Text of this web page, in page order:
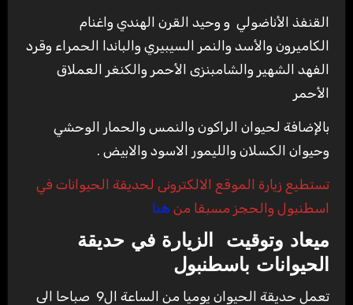
القنفذ الأناضولي و وحيد القرن الهندي واغنام
الكاميرون والأسد والنمر السيبيري والباندا الحمراء وقرد
الفهد الشهير والشامبنزى الأحمر والكنغر العملاق
الأحمر
بالإضافة لحيوان الراكون والنمس والحمار الوحشي
وحيوان الكسلان والليمور الاسود والابيض .
تستطيع زيارة الموقع الالكترونى لحديقة الحيوانات في
اسطنبول والحجز مسبقا من هنا
ميعاد وتوقيت الزيارة في حديقة
الحيوانات باسطنبول
تعمل حديقة الحيوان يوميا من الساعة ال9 صباحا الى